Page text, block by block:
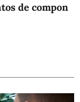
de compon